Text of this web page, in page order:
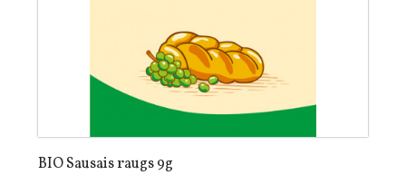
BIO Sausais raugs 9g